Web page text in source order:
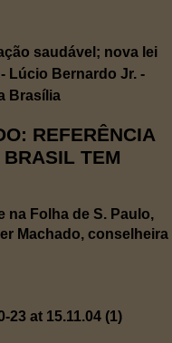
REFERÊNCIA
TEM
Folha de S. Paulo,
Machado, conselheira